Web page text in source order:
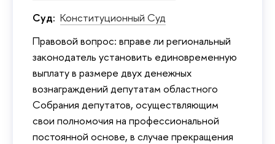
Суд: Конституционный Суд
Правовой вопрос: вправе ли региональный
законодатель установить единовременную
выплату в размере двух денежных
вознаграждений депутатам областного
Собрания депутатов, осуществляющим
свои полномочия на профессиональной
постоянной основе, в случае прекращения